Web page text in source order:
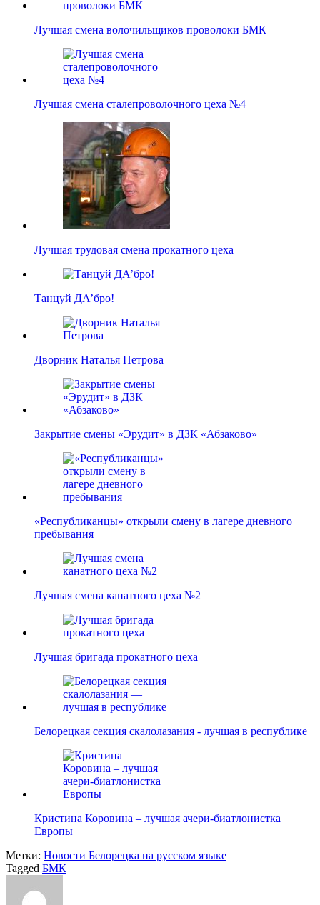
Лучшая смена волочильщиков проволоки БМК
Лучшая смена сталепроволочного цеха №4
Лучшая трудовая смена прокатного цеха
Танцуй ДА’бро!
Дворник Наталья Петрова
Закрытие смены «Эрудит» в ДЗК «Абзаково»
«Республиканцы» открыли смену в лагере дневного
пребывания
Лучшая смена канатного цеха №2
Лучшая бригада прокатного цеха
Белорецкая секция скалолазания - лучшая в республике
Кристина Коровина – лучшая ачери-биатлонистка
Европы
Метки: Новости Белорецка на русском языке
Tagged БМК